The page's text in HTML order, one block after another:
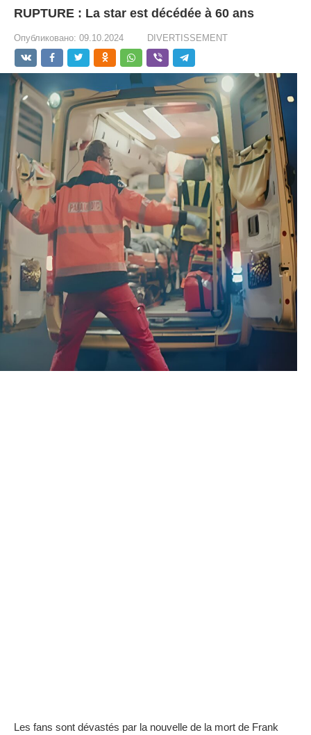
RUPTURE : La star est décédée à 60 ans
Опубликовано: 09.10.2024 DIVERTISSEMENT
Les fans sont dévastés par la nouvelle de la mort de Frank